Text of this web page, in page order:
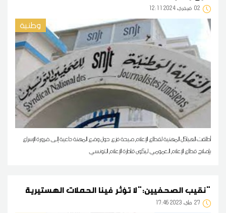
02 12:11 2024 فيفري
وطنية
أطلقت الهياكل المهنية لقطاع الإعلام صيحة فزع حول وضع المهنة داعية إلى ضرورة الإسراع
بإصلاح قطاع الإعلام العمومي ليكون قاطرة الإعلام التونسي
نقيب الصحفيين:"لا تؤثر فينا الحملات الهستيرية"
27 17:46 2023 ماي